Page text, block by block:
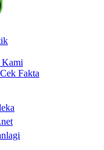
Kami
Fakta